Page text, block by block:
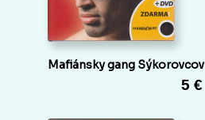
Mafiánsky gang Sýkorovcov
5 €